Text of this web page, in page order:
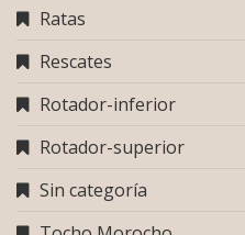
Ratas
Rescates
Rotador-inferior
Rotador-superior
Sin categoría